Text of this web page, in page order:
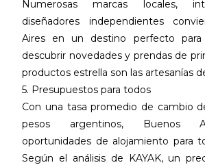
Numerosas marcas locales,
diseñadores independientes
Aires en un destino perfecto para
descubrir novedades y prendas de
productos estrella son las artesanías
5. Presupuestos para todos
Con una tasa promedio de cambio
pesos argentinos, Buenos
oportunidades de alojamiento para
Según el análisis de KAYAK, un